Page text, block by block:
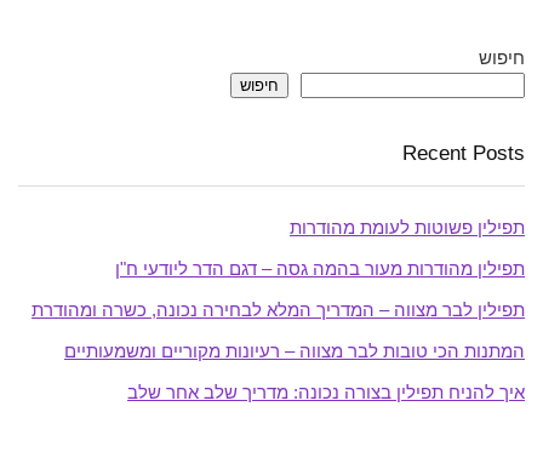
חיפוש
חיפוש
Recent Posts
תפילין פשוטות לעומת מהודרות
תפילין מהודרות מעור בהמה גסה – דגם הדר ליודעי ח"ן
תפילין לבר מצווה – המדריך המלא לבחירה נכונה, כשרה ומהודרת
המתנות הכי טובות לבר מצווה – רעיונות מקוריים ומשמעותיים
איך להניח תפילין בצורה נכונה: מדריך שלב אחר שלב